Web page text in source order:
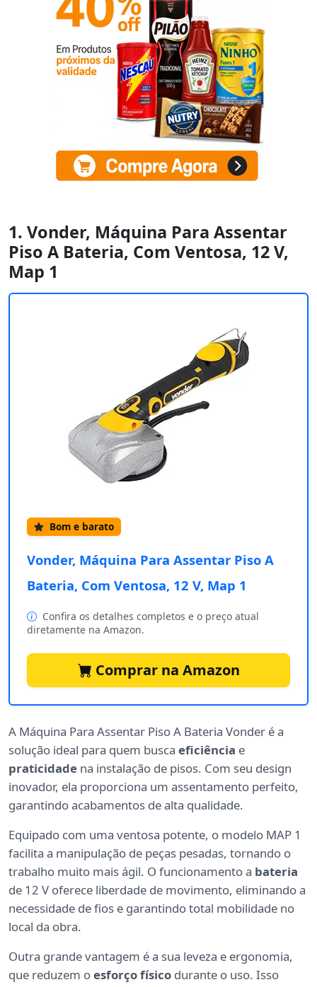
1. Vonder, Máquina Para Assentar
Piso A Bateria, Com Ventosa, 12 V,
Map 1
Bom e barato
Vonder, Máquina Para Assentar Piso A
Bateria, Com Ventosa, 12 V, Map 1
Confira os detalhes completos e o preço atual
diretamente na Amazon.
Comprar na Amazon
A Máquina Para Assentar Piso A Bateria Vonder é a
solução ideal para quem busca eficiência e
praticidade na instalação de pisos. Com seu design
inovador, ela proporciona um assentamento perfeito,
garantindo acabamentos de alta qualidade.
Equipado com uma ventosa potente, o modelo MAP 1
facilita a manipulação de peças pesadas, tornando o
trabalho muito mais ágil. O funcionamento a bateria
de 12 V oferece liberdade de movimento, eliminando a
necessidade de fios e garantindo total mobilidade no
local da obra.
Outra grande vantagem é a sua leveza e ergonomia,
que reduzem oesforço físico durante o uso. Isso